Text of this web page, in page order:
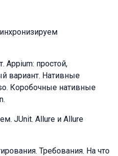
Appium: простой,
вариант. Нативные
Коробочные нативные
JUnit. Allure и Allure
Требования. На что